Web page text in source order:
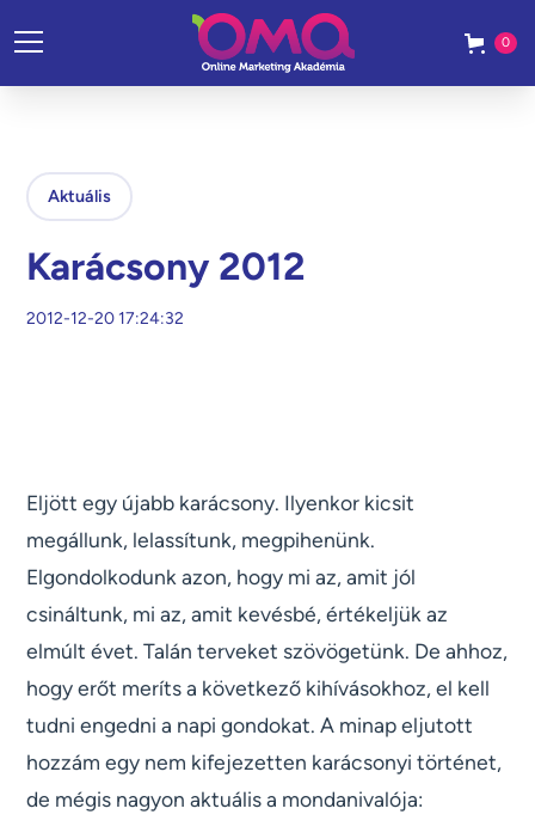
0
Aktuális
Karácsony 2012
2012-12-20 17:24:32
Eljött egy újabb karácsony. Ilyenkor kicsit
megállunk, lelassítunk, megpihenünk.
Elgondolkodunk azon, hogy mi az, amit jól
csináltunk, mi az, amit kevésbé, értékeljük az
elmúlt évet. Talán terveket szövögetünk. De ahhoz,
hogy erőt meríts a következő kihívásokhoz, el kell
tudni engedni a napi gondokat. A minap eljutott
hozzám egy nem kifejezetten karácsonyi történet,
de mégis nagyon aktuális a mondanivalója: